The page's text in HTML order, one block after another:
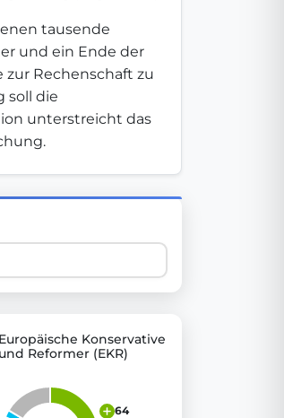
of EU Parliament votes in a clear
tausende
und ein Ende der
Rechenschaft zu
soll die
unterstreicht das
Europäische Konservative
und Reformer (EKR)
64